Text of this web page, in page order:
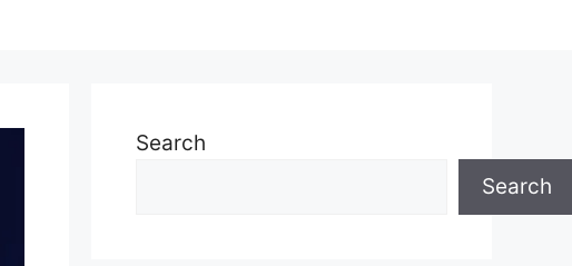
Search
Search